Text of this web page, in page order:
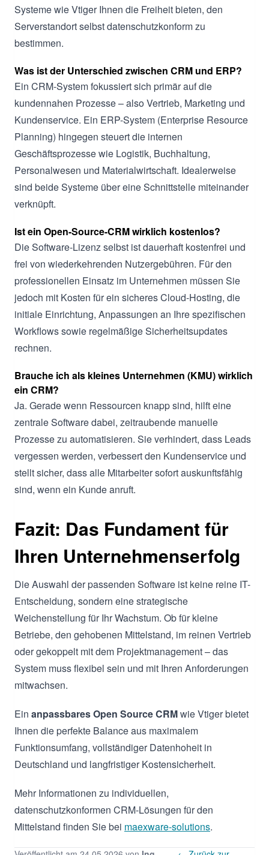
Systeme wie Vtiger Ihnen die Freiheit bieten, den
Serverstandort selbst datenschutzkonform zu
bestimmen.
Was ist der Unterschied zwischen CRM und ERP?
Ein CRM-System fokussiert sich primär auf die
kundennahen Prozesse – also Vertrieb, Marketing und
Kundenservice. Ein ERP-System (Enterprise Resource
Planning) hingegen steuert die internen
Geschäftsprozesse wie Logistik, Buchhaltung,
Personalwesen und Materialwirtschaft. Idealerweise
sind beide Systeme über eine Schnittstelle miteinander
verknüpft.
Ist ein Open-Source-CRM wirklich kostenlos?
Die Software-Lizenz selbst ist dauerhaft kostenfrei und
frei von wiederkehrenden Nutzergebühren. Für den
professionellen Einsatz im Unternehmen müssen Sie
jedoch mit Kosten für ein sicheres Cloud-Hosting, die
initiale Einrichtung, Anpassungen an Ihre spezifischen
Workflows sowie regelmäßige Sicherheitsupdates
rechnen.
Brauche ich als kleines Unternehmen (KMU) wirklich
ein CRM?
Ja. Gerade wenn Ressourcen knapp sind, hilft eine
zentrale Software dabei, zeitraubende manuelle
Prozesse zu automatisieren. Sie verhindert, dass Leads
vergessen werden, verbessert den Kundenservice und
stellt sicher, dass alle Mitarbeiter sofort auskunftsfähig
sind, wenn ein Kunde anruft.
Fazit: Das Fundament für
Ihren Unternehmenserfolg
Die Auswahl der passenden Software ist keine reine IT-
Entscheidung, sondern eine strategische
Weichenstellung für Ihr Wachstum. Ob für kleine
Betriebe, den gehobenen Mittelstand, im reinen Vertrieb
oder gekoppelt mit dem Projektmanagement – das
System muss flexibel sein und mit Ihren Anforderungen
mitwachsen.
Ein anpassbares Open Source CRMwie Vtiger bietet
Ihnen die perfekte Balance aus maximalem
Funktionsumfang, vollständiger Datenhoheit in
Deutschland und langfristiger Kostensicherheit.
Mehr Informationen zu individuellen,
datenschutzkonformen CRM-Lösungen für den
Mittelstand finden Sie bei maexware-solutions.